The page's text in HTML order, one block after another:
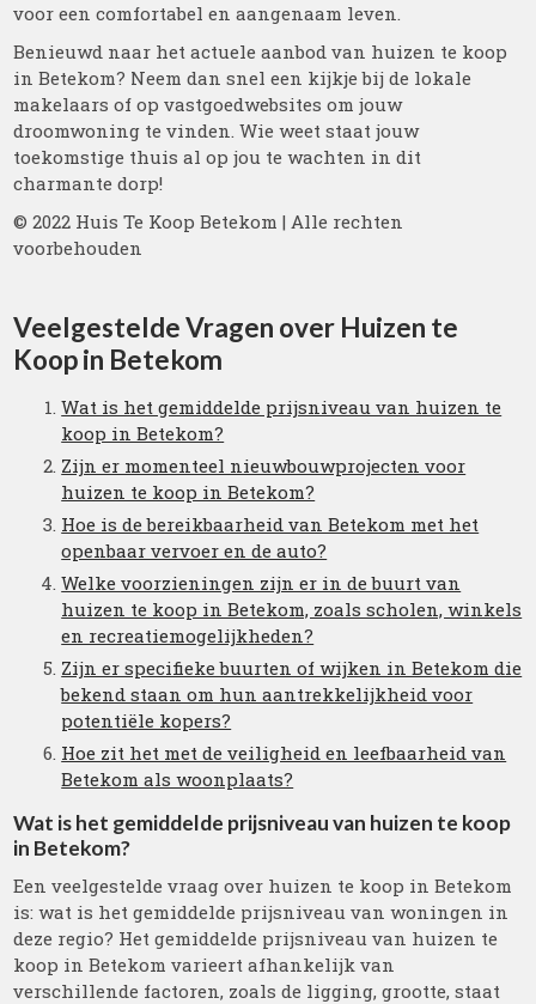
voor een comfortabel en aangenaam leven.
Benieuwd naar het actuele aanbod van huizen te koop
in Betekom? Neem dan snel een kijkje bij de lokale
makelaars of op vastgoedwebsites om jouw
droomwoning te vinden. Wie weet staat jouw
toekomstige thuis al op jou te wachten in dit
charmante dorp!
© 2022 Huis Te Koop Betekom | Alle rechten
voorbehouden
Veelgestelde Vragen over Huizen te
Koop in Betekom
Wat is het gemiddelde prijsniveau van huizen te
koop in Betekom?
Zijn er momenteel nieuwbouwprojecten voor
huizen te koop in Betekom?
Hoe is de bereikbaarheid van Betekom met het
openbaar vervoer en de auto?
Welke voorzieningen zijn er in de buurt van
huizen te koop in Betekom, zoals scholen, winkels
en recreatiemogelijkheden?
Zijn er specifieke buurten of wijken in Betekom die
bekend staan om hun aantrekkelijkheid voor
potentiële kopers?
Hoe zit het met de veiligheid en leefbaarheid van
Betekom als woonplaats?
Wat is het gemiddelde prijsniveau van huizen te koop
in Betekom?
Een veelgestelde vraag over huizen te koop in Betekom
is: wat is het gemiddelde prijsniveau van woningen in
deze regio? Het gemiddelde prijsniveau van huizen te
koop in Betekom varieert afhankelijk van
verschillende factoren, zoals de ligging, grootte, staat